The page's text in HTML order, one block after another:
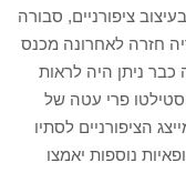
ציפורניים, סבורה
חזרה לאחרונה מכנס
כבר ניתן היה לראות
פרי עטה של
הציפורניים לסתיו
נוספות יאמצו